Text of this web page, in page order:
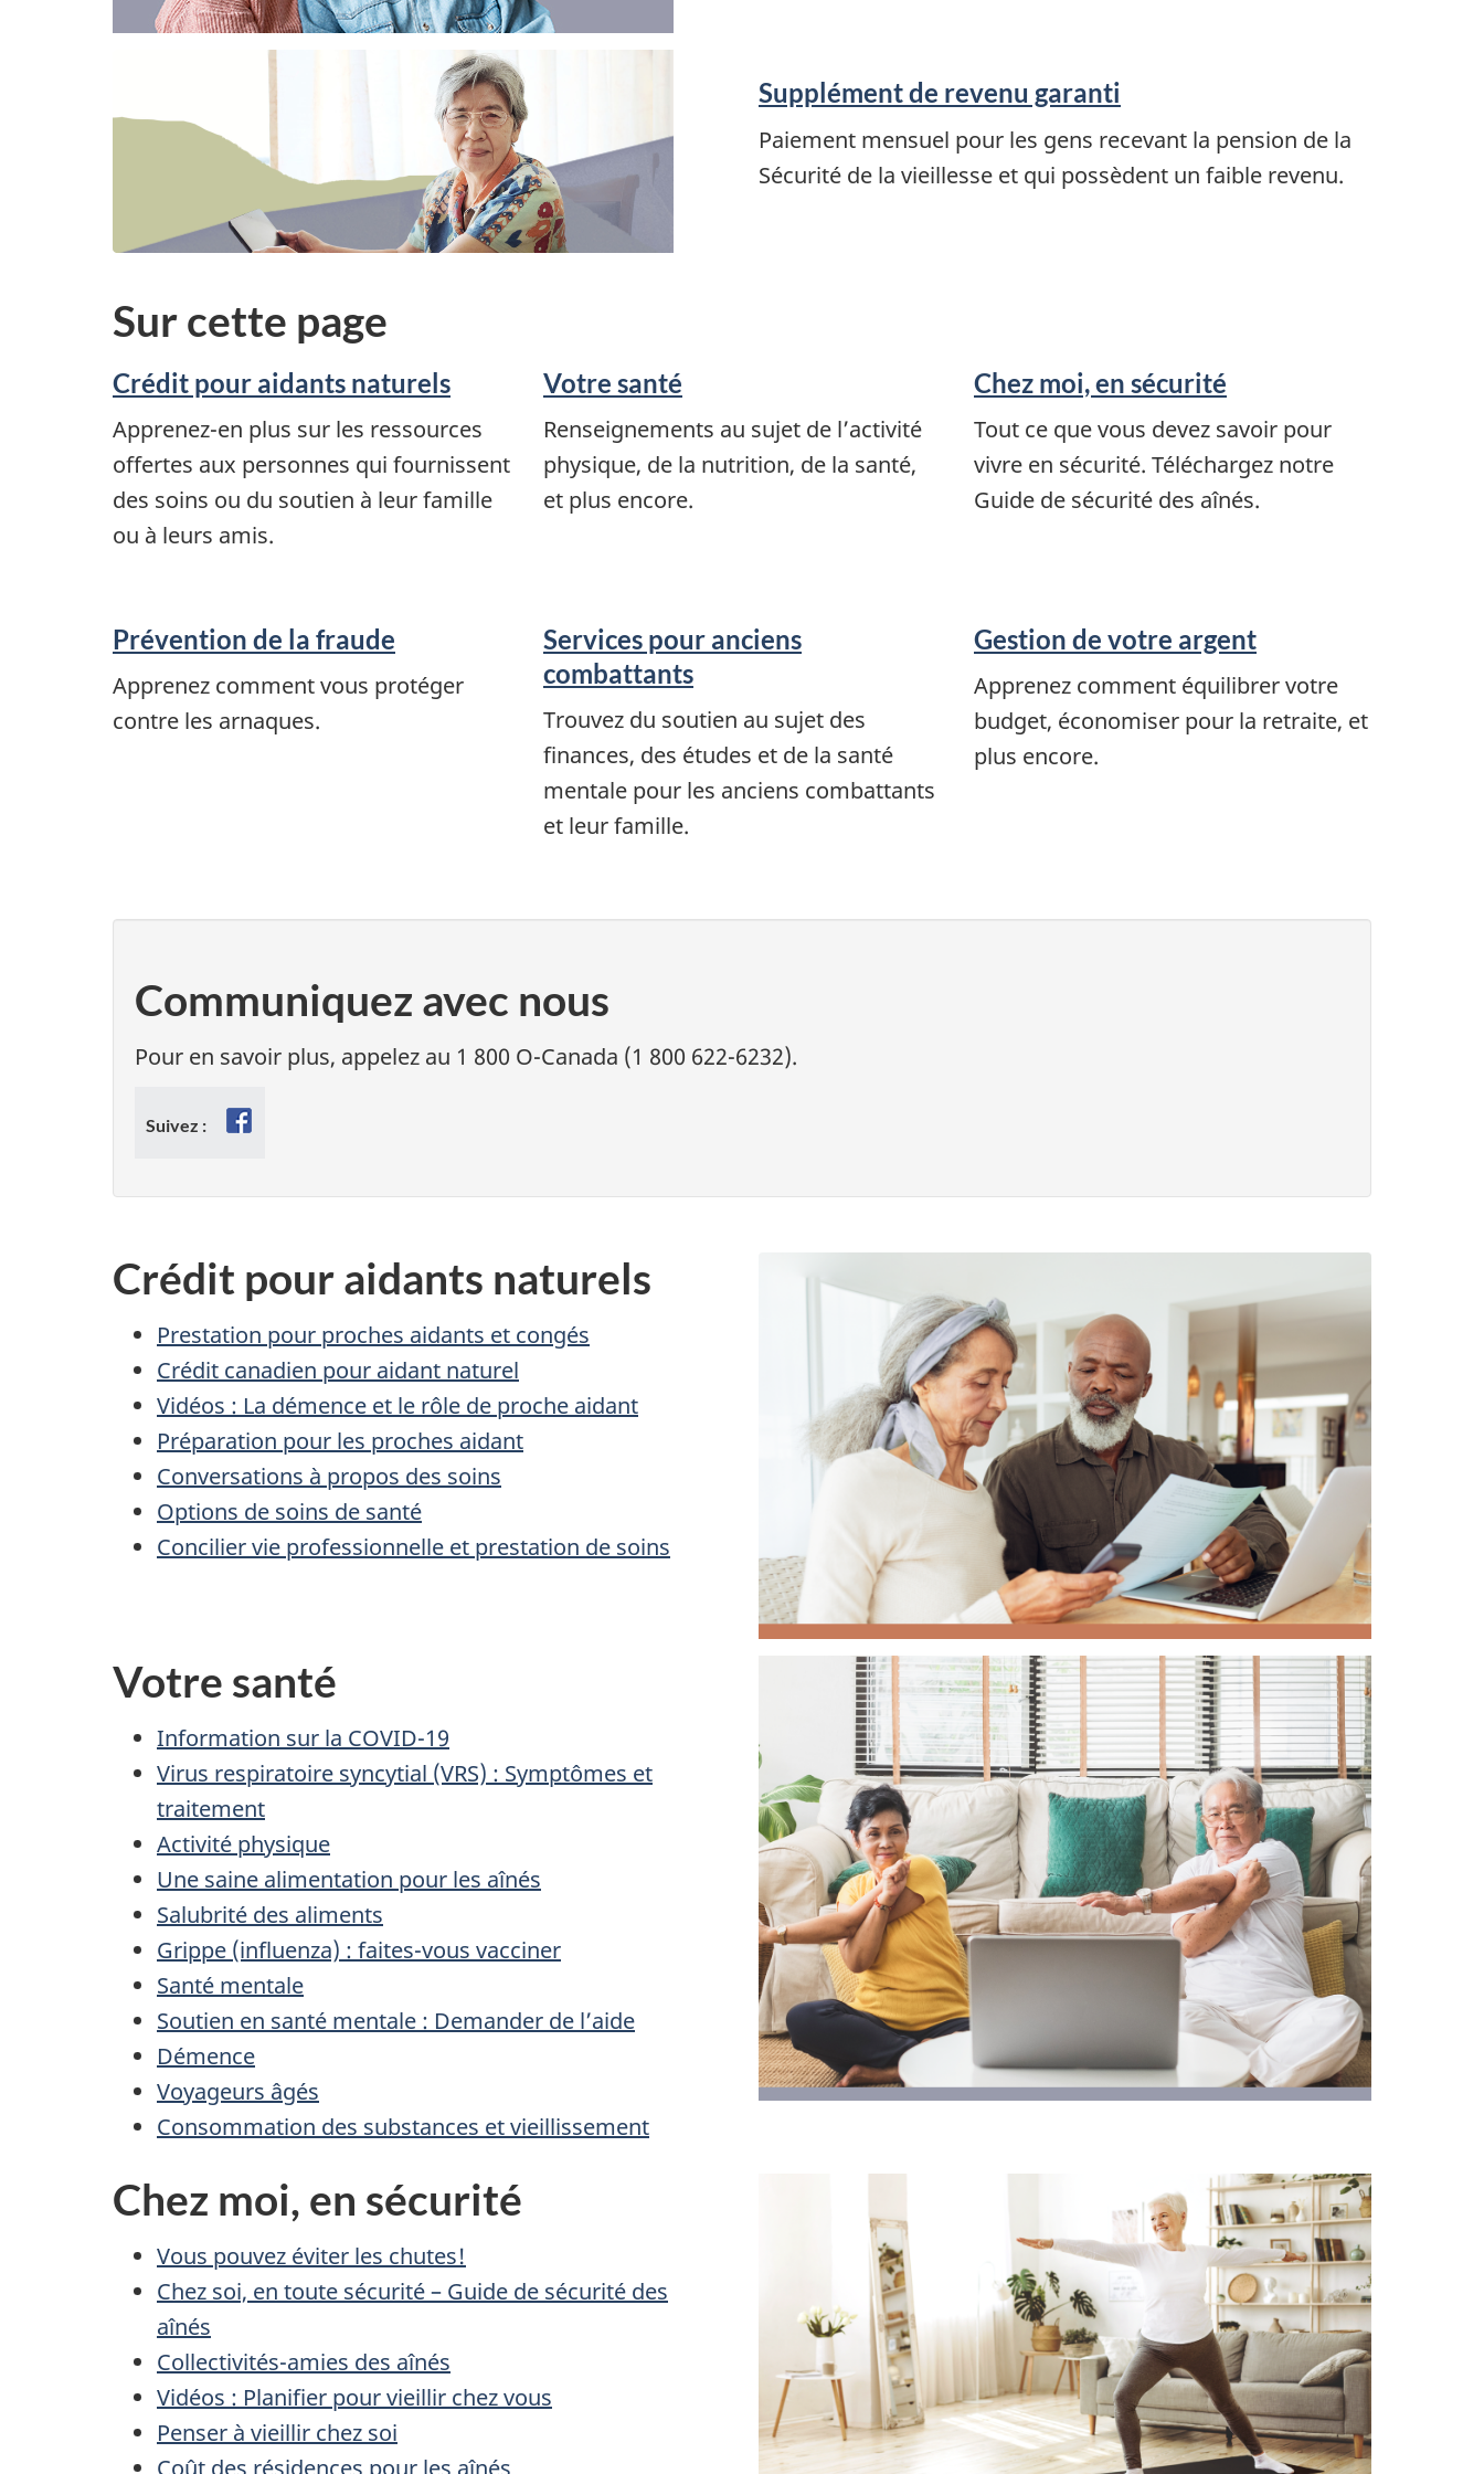
Supplément de revenu garanti
Paiement mensuel pour les gens recevant la pension de la
Sécurité de la vieillesse et qui possèdent un faible revenu.
Sur cette page
Crédit pour aidants naturels
Apprenez-en plus sur les ressources
offertes aux personnes qui fournissent
des soins ou du soutien à leur famille
ou à leurs amis.
Votre santé
Renseignements au sujet de l’activité
physique, de la nutrition, de la santé,
et plus encore.
Chez moi, en sécurité
Tout ce que vous devez savoir pour
vivre en sécurité. Téléchargez notre
Guide de sécurité des aînés.
Prévention de la fraude
Apprenez comment vous protéger
contre les arnaques.
Services pour anciens
combattants
Trouvez du soutien au sujet des
finances, des études et de la santé
mentale pour les anciens combattants
et leur famille.
Gestion de votre argent
Apprenez comment équilibrer votre
budget, économiser pour la retraite, et
plus encore.
Communiquez avec nous
Pour en savoir plus, appelez au 1 800 O-Canada (1 800 622-6232).
Suivez : Facebook
Crédit pour aidants naturels
Prestation pour proches aidants et congés
Crédit canadien pour aidant naturel
Vidéos : La démence et le rôle de proche aidant
Préparation pour les proches aidant
Conversations à propos des soins
Options de soins de santé
Concilier vie professionnelle et prestation de soins
Votre santé
Information sur la COVID-19
Virus respiratoire syncytial (VRS) : Symptômes et
traitement
Activité physique
Une saine alimentation pour les aînés
Salubrité des aliments
Grippe (influenza) : faites-vous vacciner
Santé mentale
Soutien en santé mentale : Demander de l’aide
Démence
Voyageurs âgés
Consommation des substances et vieillissement
Chez moi, en sécurité
Vous pouvez éviter les chutes!
Chez soi, en toute sécurité – Guide de sécurité des
aînés
Collectivités-amies des aînés
Vidéos : Planifier pour vieillir chez vous
Penser à vieillir chez soi
Coût des résidences pour les aînés